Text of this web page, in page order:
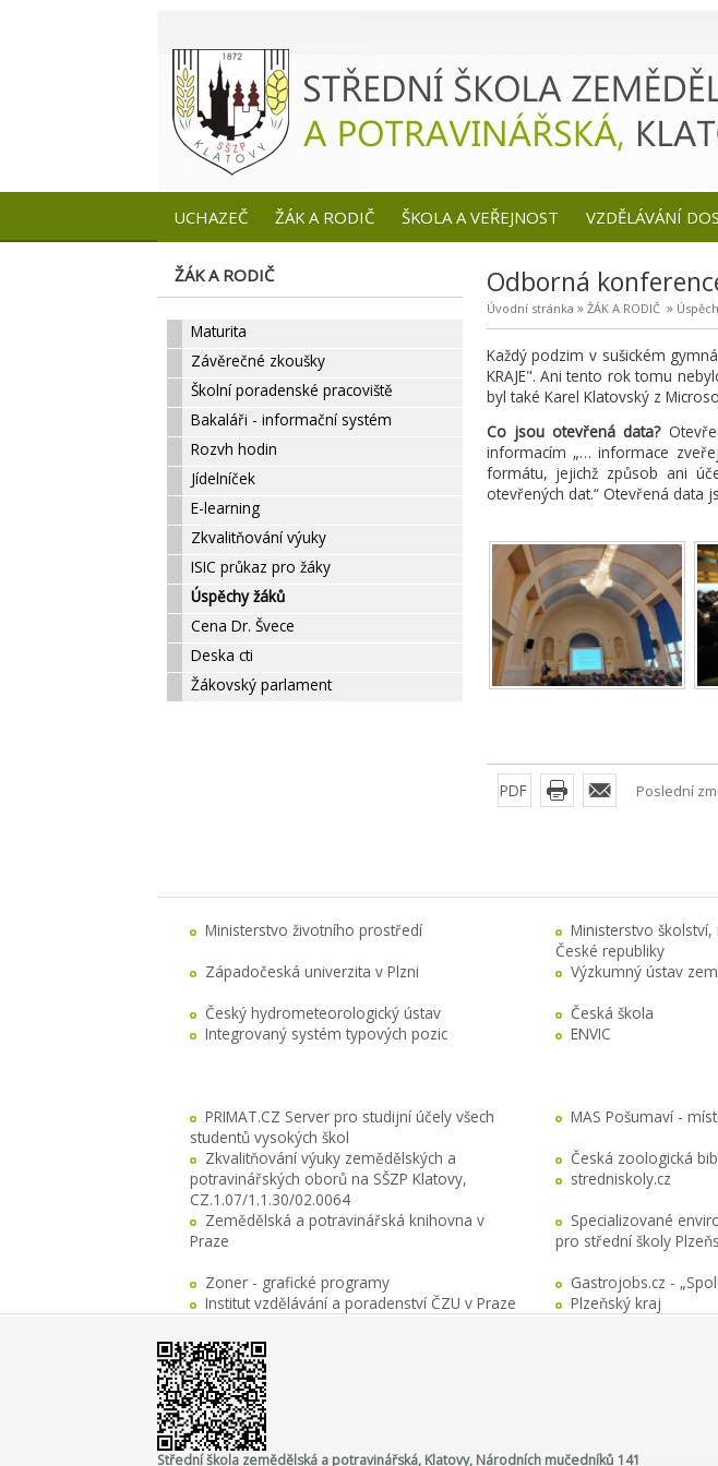
UCHAZEČ ŽÁK A RODIČ ŠKOLA A VEŘEJNOST VZDĚLÁVÁNÍ
ŽÁK A RODIČ
Maturita
Závěrečné zkoušky
Školní poradenské pracoviště
Bakaláři - informační systém
Rozvh hodin
Jídelníček
E-learning
Zkvalitňování výuky
ISIC průkaz pro žáky
Úspěchy žáků
Cena Dr. Švece
Deska cti
Žákovský parlament
Odborná
Úvodní stránka » ŽÁK A RODIČ»
Každý podzim v sušickém
KRAJE". Ani tento rok tomu
byl také Karel Klatovský z
Co jsou otevřená data?
informacím „… informace
formátu, jejichž způsob ani
otevřených dat.“ Otevřená data
PDF Poslední
Ministerstvo životního prostředí
Ministerstvo
České republiky
Západočeská univerzita v Plzni
Výzkumný ústav
Český hydrometeorologický ústav
Česká škola
Integrovaný systém typových pozic
ENVIC
PRIMAT.CZ Server pro studijní účely všech
studentů vysokých škol
MAS Pošumaví -
Zkvalitňování výuky zemědělských a
potravinářských oborů na SŠZP Klatovy,
CZ.1.07/1.1.30/02.0064
Česká zoologická
stredniskoly.cz
Zemědělská a potravinářská knihovna v
Praze
Specializované
pro střední školy
Zoner - grafické programy
Gastrojobs.cz -
Institut vzdělávání a poradenství ČZU v Praze
Plzeňský kraj
Střední škola zemědělská a potravinářská, Klatovy, Národních mučedníků 141